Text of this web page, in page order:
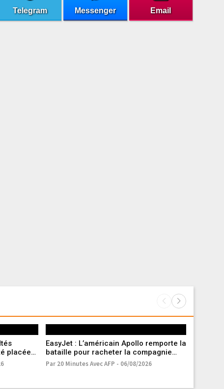
Telegram Messenger Email
placée
EasyJet : L’américain Apollo remporte la
bataille pour racheter la compagnie
aérienne low-cost
Par 20 Minutes Avec AFP - 06/08/2026